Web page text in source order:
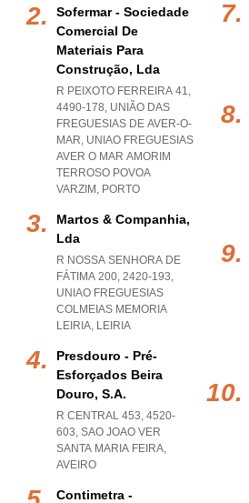
Sofermar - Sociedade
Comercial De
Materiais Para
Construção, Lda
R PEIXOTO FERREIRA 41,
4490-178, UNIÃO DAS
FREGUESIAS DE AVER-O-
MAR, UNIAO FREGUESIAS
AVER O MAR AMORIM
TERROSO POVOA
VARZIM , PORTO
Martos & Companhia,
Lda
R NOSSA SENHORA DE
FÁTIMA 200, 2420-193,
UNIAO FREGUESIAS
COLMEIAS MEMORIA
LEIRIA, LEIRIA
Presdouro - Pré-
Esforçados Beira
Douro, S.a.
R CENTRAL 453, 4520-
603, SAO JOAO VER
SANTA MARIA FEIRA,
AVEIRO
Contimetra -